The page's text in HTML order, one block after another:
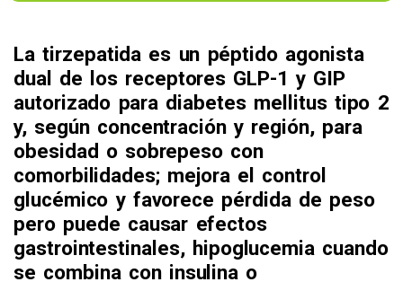
La tirzepatida es un péptido agonista
dual de los receptores GLP-1 y GIP
autorizado para diabetes mellitus tipo 2
y, según concentración y región, para
obesidad o sobrepeso con
comorbilidades; mejora el control
glucémico y favorece pérdida de peso
pero puede causar efectos
gastrointestinales, hipoglucemia cuando
se combina con insulina o